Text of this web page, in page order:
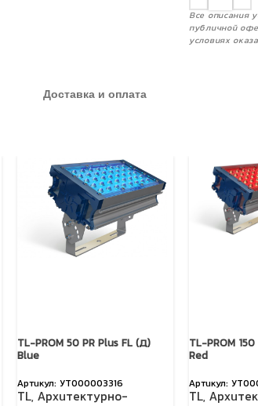
Все описания
публичной
условиях
Доставка и оплата
TL-PROM 50 PR Plus FL (Д)
Blue
УТ000003316
TL, Архитектурно-
TL-PROM
Red
TL,